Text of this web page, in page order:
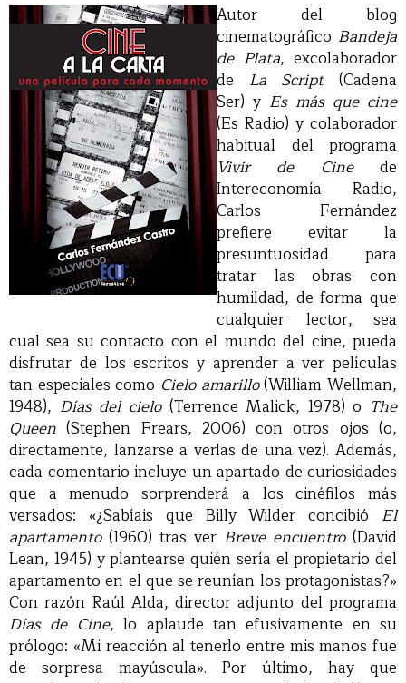
Autor del blog
cinematográfico Bandeja
de Plata, excolaborador
de La Script(Cadena
Ser) y Es más que cine
(Es Radio) y colaborador
habitual del programa
Vivir de Cinede
Intereconomía Radio,
Carlos Fernández
prefiere evitar la
presuntuosidad para
tratar las obras con
humildad, de forma que
cualquier lector, sea
cual sea su contacto con el mundo del cine, pueda
disfrutar de los escritos y aprender a ver películas
tan especiales como Cielo amarillo(William Wellman,
1948), Días del cielo(Terrence Malick, 1978) o The
Queen (Stephen Frears, 2006) con otros ojos (o,
directamente, lanzarse a verlas de una vez). Además,
cada comentario incluye un apartado de curiosidades
que a menudo sorprenderá a los cinéfilos más
versados: «¿Sabíais que Billy Wilder concibió El
apartamento(1960) tras ver Breve encuentro(David
Lean, 1945) y plantearse quién sería el propietario del
apartamento en el que se reunían los protagonistas?»
Con razón Raúl Alda, director adjunto del programa
Días de Cine, lo aplaude tan efusivamente en su
prólogo: «Mi reacción al tenerlo entre mis manos fue
de sorpresa mayúscula». Por último, hay que